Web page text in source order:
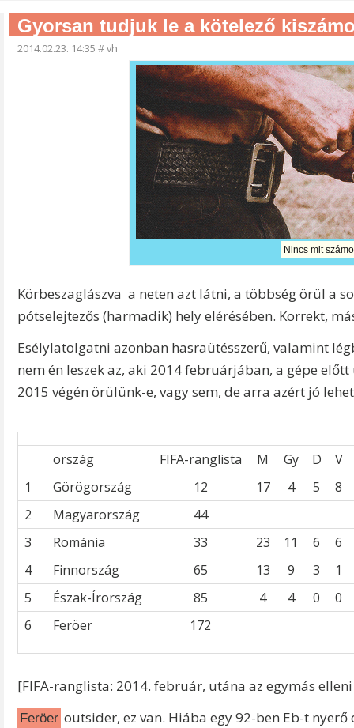
Gyorsan tudjuk le a kötelező
2014.02.23. 14:35 #vh
Nincs mit
Körbeszaglászva a neten azt látni, a többség örül a
pótselejtezős (harmadik) hely elérésében. Korrekt,
Esélylatolgatni azonban hasraütésszerű, valamint
nem én leszek az, aki 2014 februárjában, a gépe
2015 végén örülünk-e, vagy sem, de arra azért jó
ország FIFA-ranglista M Gy D
V
1
Görögország 12 17 4 5
8
2
Magyarország
44
3
Románia 33 23 11 6
6
4
Finnország 65 13 9 3
1
5
Észak-Írország 85 4 4 0
0
6
Feröer 172
[FIFA-ranglista: 2014. február, utána az egymás
Feröer outsider, ez van. Hiába egy 92-ben Eb-t